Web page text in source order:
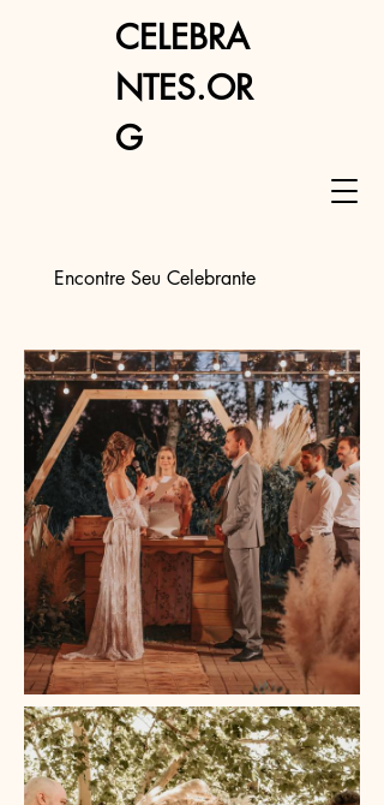
Encontre Seu Celebrante
CELEBRA
NTES.OR
G